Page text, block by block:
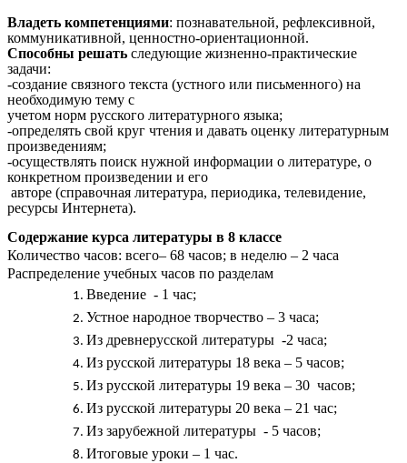
Владеть компетенциями: познавательной, рефлексивной,
коммуникативной, ценностно-ориентационной.
Способны решать следующие жизненно-практические
задачи:
-создание связного текста (устного или письменного) на
необходимую тему с
учетом норм русского литературного языка;
-определять свой круг чтения и давать оценку литературным
произведениям;
-осуществлять поиск нужной информации о литературе, о
конкретном произведении и его
авторе (справочная литература, периодика, телевидение,
ресурсы Интернета).
Содержание курса литературы в 8 классе
Количество часов: всего– 68 часов; в неделю – 2 часа
Распределение учебных часов по разделам
Введение - 1 час;
Устное народное творчество – 3 часа;
Из древнерусской литературы -2 часа;
Из русской литературы 18 века – 5 часов;
Из русской литературы 19 века – 30 часов;
Из русской литературы 20 века – 21 час;
Из зарубежной литературы - 5 часов;
Итоговые уроки – 1 час.